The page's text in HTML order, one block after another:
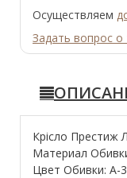
Осуществляем
Задать вопрос о
Крісло
Материал
Цвет Обивки: А-